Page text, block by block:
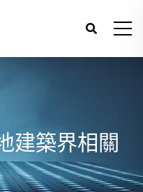
建築界相關